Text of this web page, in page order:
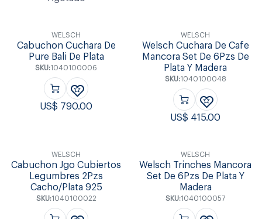
WELSCH
Cabuchon Cuchara De
Pure Bali De Plata
SKU:1040100006
US$ 790.00
WELSCH
Welsch Cuchara De Cafe
Mancora Set De 6Pzs De
Plata Y Madera
SKU:1040100048
US$ 415.00
WELSCH
Cabuchon Jgo Cubiertos
Legumbres 2Pzs
Cacho/Plata 925
SKU:1040100022
WELSCH
Welsch Trinches Mancora
Set De 6Pzs De Plata Y
Madera
SKU:1040100057